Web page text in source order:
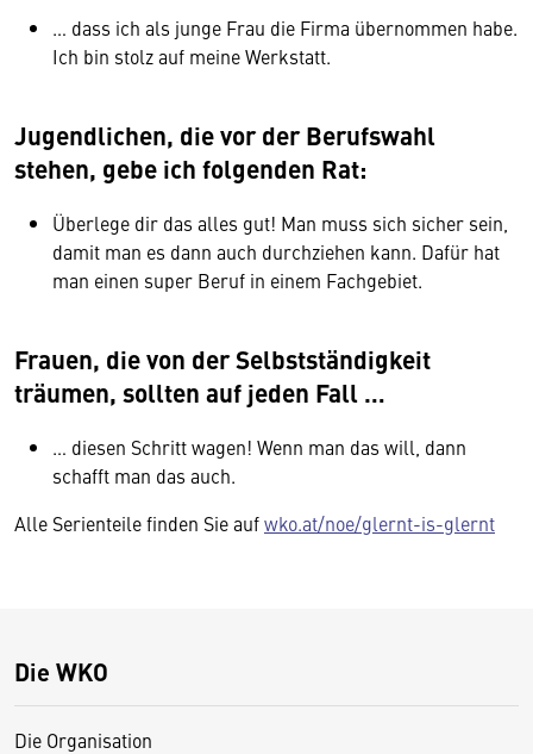
… dass ich als junge Frau die Firma übernommen habe.
Ich bin stolz auf meine Werkstatt.
Jugendlichen, die vor der Berufswahl
stehen, gebe ich folgenden Rat:
Überlege dir das alles gut! Man muss sich sicher sein,
damit man es dann auch durchziehen kann. Dafür hat
man einen super Beruf in einem Fachgebiet.
Frauen, die von der Selbstständigkeit
träumen, sollten auf jeden Fall …
… diesen Schritt wagen! Wenn man das will, dann
schafft man das auch.
Alle Serienteile finden Sie aufwko.at/noe/glernt-is-glernt
Die WKO
Die Organisation